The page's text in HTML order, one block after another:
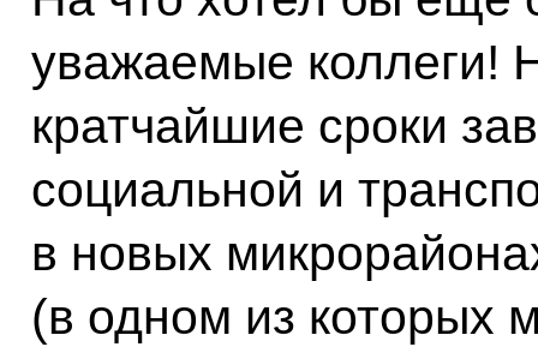
уважаемые коллеги!
кратчайшие сроки
социальной и
в новых
(в одном из которых